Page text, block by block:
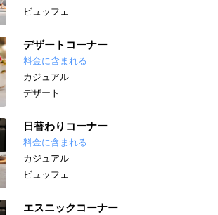
ビュッフェ
デザートコーナー
料金に含まれる
カジュアル
デザート
日替わりコーナー
料金に含まれる
カジュアル
ビュッフェ
エスニックコーナー